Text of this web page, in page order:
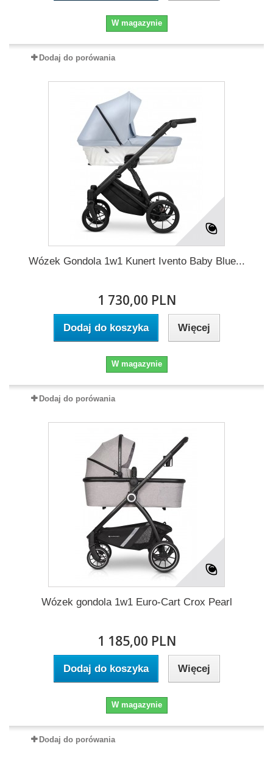
W magazynie
Dodaj do porówania
Wózek Gondola 1w1 Kunert Ivento Baby Blue...
1 730,00 PLN
Dodaj do koszyka Więcej
W magazynie
Dodaj do porówania
Wózek gondola 1w1 Euro-Cart Crox Pearl
1 185,00 PLN
Dodaj do koszyka Więcej
W magazynie
Dodaj do porówania